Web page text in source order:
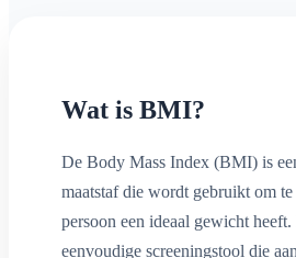
Wat is BMI?
De Body Mass Index (BMI) is
maatstaf die wordt gebruikt om te
persoon een ideaal gewicht heeft.
eenvoudige screeningstool die